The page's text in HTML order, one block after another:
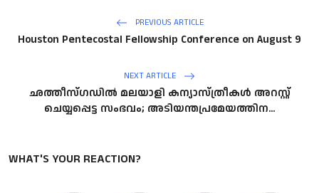
PREVIOUS ARTICLE
Houston Pentecostal Fellowship Conference on August 9
NEXT ARTICLE
ഛത്തീസ്ഗഡിൽ മലയാളി കന്യാസ്ത്രീകൾ അറസ്റ്റ്
ചെയ്യപ്പെട്ട സംഭവം; അടിയന്തപ്രമേയത്തിന...
WHAT'S YOUR REACTION?